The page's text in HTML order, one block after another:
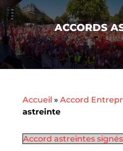
ACCORDS
Accueil » Accord
astreinte
Accord astreintes